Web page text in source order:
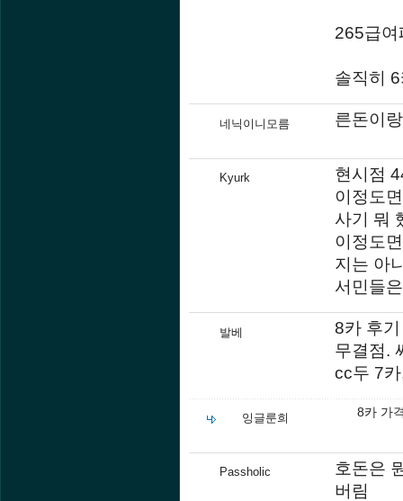
265급여
솔직히
네닉이니모름 른돈이
Kyurk
현시점
이정도
사기 뭐
이정도
지는 아
서민들
발베
8카 후기
무결점.
cc두 7
잉글룬희 8카 가
Passholic
호돈은
버림